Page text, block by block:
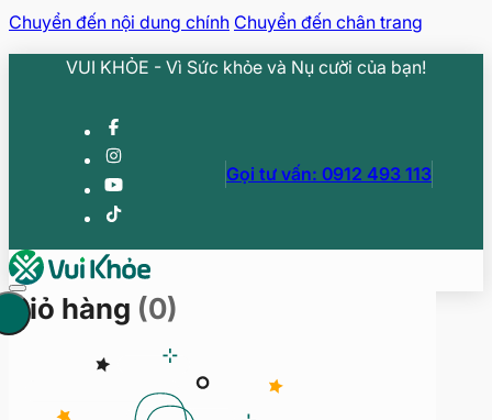
Chuyển đến nội dung chính Chuyển đến chân trang
VUI KHỎE - Vì Sức khỏe và Nụ cười của bạn!
Gọi tư vấn: 0912 493 113
Giỏ hàng (0)